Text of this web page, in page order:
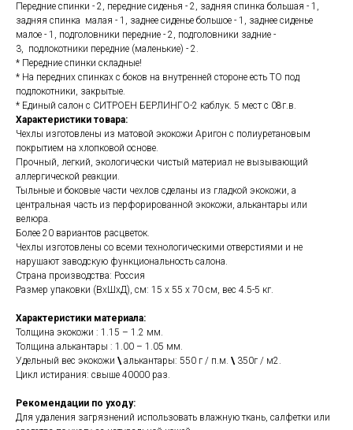
Передние спинки - 2, передние сиденья - 2, задняя спинка большая - 1,
задняя спинка малая - 1, заднее сиденье большое - 1, заднее сиденье
малое - 1, подголовники передние - 2, подголовники задние -
3, подлокотники передние (маленькие) - 2.
* Передние спинки складные!
* На передних спинках с боков на внутренней стороне есть ТО под
подлокотники, закрытые.
* Единый салон с СИТРОЕН БЕРЛИНГО-2 каблук. 5 мест с 08г.в.
Характеристики товара:
Чехлы изготовлены из матовой экокожи Аригон с полиуретановым
покрытием на хлопковой основе.
Прочный, легкий, экологически чистый материал не вызывающий
аллергической реакции.
Тыльные и боковые части чехлов сделаны из гладкой экокожи, а
центральная часть из перфорированной экокожи, алькантары или
велюра.
Более 20 вариантов расцветок.
Чехлы изготовлены со всеми технологическими отверстиями и не
нарушают заводскую функциональность салона.
Страна производства: Россия
Размер упаковки (ВхШхД), см: 15 x 55 x 70 см, вес 4.5-5 кг.
Характеристики материала:
Толщина экокожи : 1.15 – 1.2 мм.
Толщина алькантары : 1.00 – 1.05 мм.
Удельный вес экокожи \ алькантары: 550 г / п.м. \ 350г / м2.
Цикл истирания: свыше 40000 раз.
Рекомендации по уходу:
Для удаления загрязнений использовать влажную ткань, салфетки или